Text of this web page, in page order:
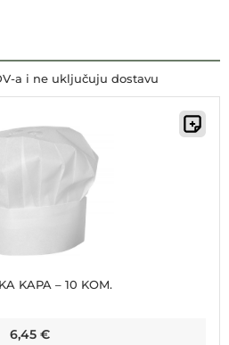
a i ne uključuju dostavu
KAPA – 10 KOM.
6,45 €